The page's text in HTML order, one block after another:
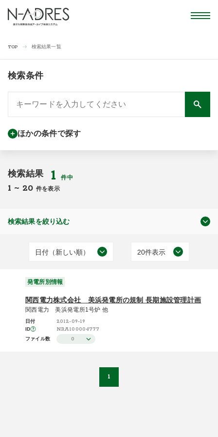
TOP 検索結果一覧
検索条件
ほかの条件で探す
検索結果 1件中
1 ~ 20 件を表示
検索結果を絞り込む
発電所別情報
日付（新しい順）
施設（昇順）
施設（降順）
20件表示
発電所別情報
関西電力株式会社 美浜発電所の規制 長期施設管理計画
関西電力 美浜発電所1号炉 他
日付 2012-09-19
ID NRA100004777
ファイル数 0
1